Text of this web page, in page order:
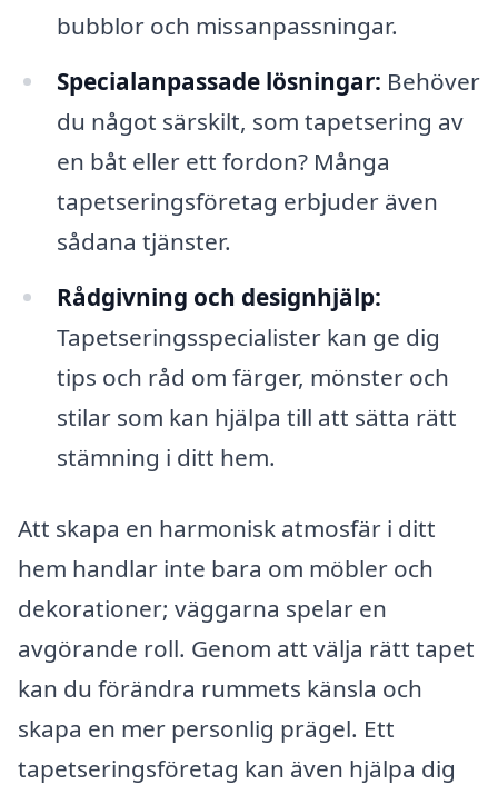
bubblor och missanpassningar.
Specialanpassade lösningar: Behöver
du något särskilt, som tapetsering av
en båt eller ett fordon? Många
tapetseringsföretag erbjuder även
sådana tjänster.
Rådgivning och designhjälp:
Tapetseringsspecialister kan ge dig
tips och råd om färger, mönster och
stilar som kan hjälpa till att sätta rätt
stämning i ditt hem.
Att skapa en harmonisk atmosfär i ditt
hem handlar inte bara om möbler och
dekorationer; väggarna spelar en
avgörande roll. Genom att välja rätt tapet
kan du förändra rummets känsla och
skapa en mer personlig prägel. Ett
tapetseringsföretag kan även hjälpa dig